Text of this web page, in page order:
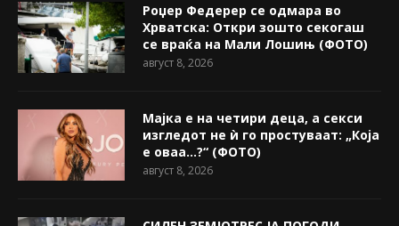
Роџер Федерер се одмара во
Хрватска: Откри зошто секогаш
се враќа на Мали Лошињ (ФОТО)
август 8, 2026
Мајка е на четири деца, а секси
изгледот не ѝ го простуваат: „Која
е оваа…?“ (ФОТО)
август 8, 2026